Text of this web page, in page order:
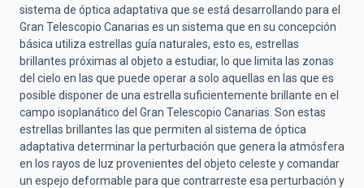
sistema de óptica adaptativa que se está desarrollando para el
Gran Telescopio Canarias es un sistema que en su concepción
básica utiliza estrellas guía naturales, esto es, estrellas
brillantes próximas al objeto a estudiar, lo que limita las zonas
del cielo en las que puede operar a solo aquellas en las que es
posible disponer de una estrella suficientemente brillante en el
campo isoplanático del Gran Telescopio Canarias. Son estas
estrellas brillantes las que permiten al sistema de óptica
adaptativa determinar la perturbación que genera la atmósfera
en los rayos de luz provenientes del objeto celeste y comandar
un espejo deformable para que contrarreste esa perturbación y